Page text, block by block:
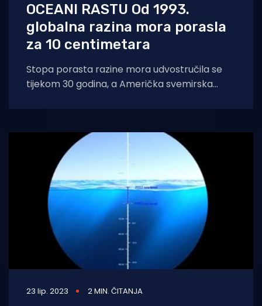
OCEANI RASTU Od 1993.
globalna razina mora porasla
za 10 centimetara
Stopa porasta razine mora udvostručila se
tijekom 30 godina, a Američka svemirska
23 lip. 2023 2 MIN. ČITANJA